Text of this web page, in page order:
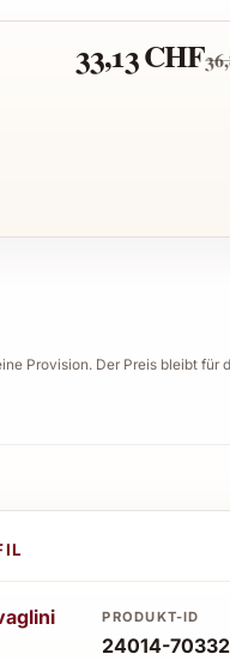
33,13 CHF
Provision. Der Preis bleibt für
PRODUKT-ID
24014-70332